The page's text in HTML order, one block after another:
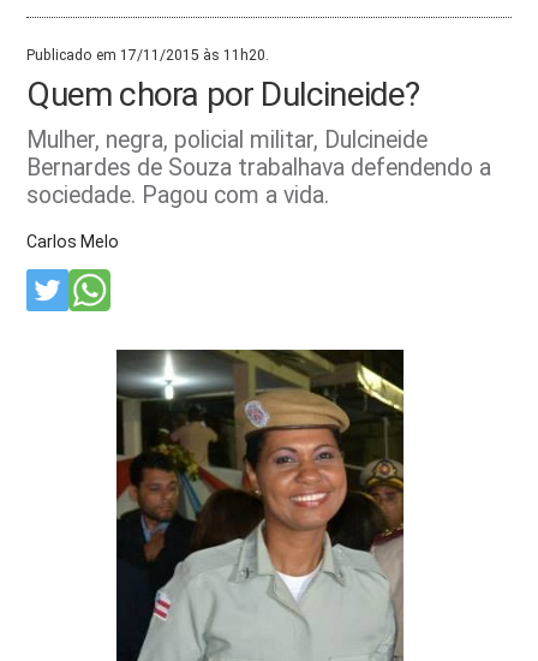
Publicado em 17/11/2015 às 11h20.
Quem chora por Dulcineide?
Mulher, negra, policial militar, Dulcineide
Bernardes de Souza trabalhava defendendo a
sociedade. Pagou com a vida.
Carlos Melo